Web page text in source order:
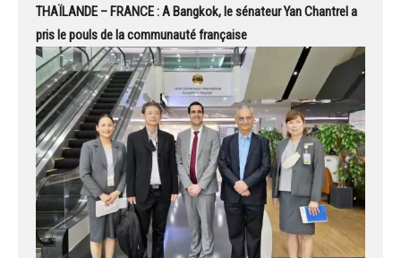
THAÏLANDE – FRANCE : A Bangkok, le sénateur Yan Chantrel a
pris le pouls de la communauté française